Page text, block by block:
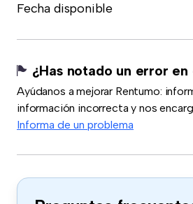
Fecha disponible
¿Has notado un error en
Ayúdanos a mejorar Rentumo:
información incorrecta y nos
Informa de un problema